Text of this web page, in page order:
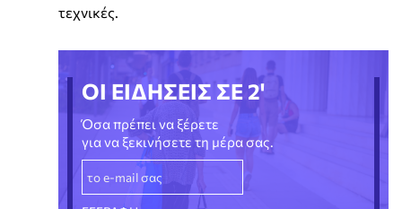
τεχνικές.
ΟΙ ΕΙΔΗΣΕΙΣ ΣΕ 2'
Όσα πρέπει να ξέρετε
για να ξεκινήσετε τη μέρα σας.